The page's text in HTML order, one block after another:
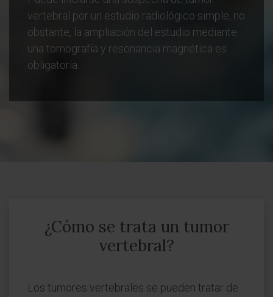
vertebral por un estudio radiológico simple; no
obstante, la ampliación del estudio mediante
una tomografía y resonancia magnética es
obligatoria.
¿Cómo se trata un tumor
vertebral?
Los tumores vertebrales se pueden tratar de